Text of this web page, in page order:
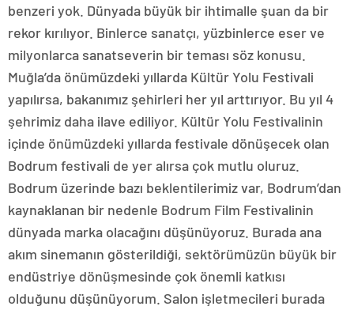
benzeri yok. Dünyada büyük bir ihtimalle şuan da bir
rekor kırılıyor. Binlerce sanatçı, yüzbinlerce eser ve
milyonlarca sanatseverin bir teması söz konusu.
Muğla’da önümüzdeki yıllarda Kültür Yolu Festivali
yapılırsa, bakanımız şehirleri her yıl arttırıyor. Bu yıl 4
şehrimiz daha ilave ediliyor. Kültür Yolu Festivalinin
içinde önümüzdeki yıllarda festivale dönüşecek olan
Bodrum festivali de yer alırsa çok mutlu oluruz.
Bodrum üzerinde bazı beklentilerimiz var, Bodrum’dan
kaynaklanan bir nedenle Bodrum Film Festivalinin
dünyada marka olacağını düşünüyoruz. Burada ana
akım sinemanın gösterildiği, sektörümüzün büyük bir
endüstriye dönüşmesinde çok önemli katkısı
olduğunu düşünüyorum. Salon işletmecileri burada